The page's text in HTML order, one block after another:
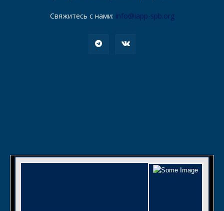
Свяжитесь с нами: info@iapp-spb.org